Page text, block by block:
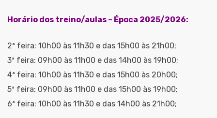
Horário dos treino/aulas – Época 2025/2026:
2ª feira: 10h00 às 11h30 e das 15h00 às 21h00;
3ª feira: 09h00 às 11h00 e das 14h00 às 19h00;
4ª feira: 10h00 às 11h30 e das 15h00 às 20h00;
5ª feira: 09h00 às 11h00 e das 15h00 às 19h00;
6ª feira: 10h00 às 11h30 e das 14h00 às 21h00;